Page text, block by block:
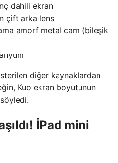
dahili ekran
çift arka lens
amorf metal cam (bileşik
diğer kaynaklardan
Kuo ekran boyutunun
İPad mini